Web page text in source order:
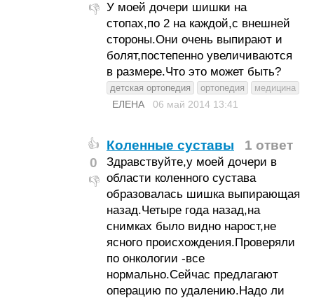
👎 У моей дочери шишки на
стопах,по 2 на каждой,с внешней
стороны.Они очень выпирают и
болят,постепенно увеличиваются
в размере.Что это может быть?
детская ортопедия ортопедия медицина
ЕЛЕНА 06 май 2014 13:41
👍
0
👎
Коленные суставы 1 ответ
Здравствуйте,у моей дочери в
области коленного сустава
образовалась шишка выпирающая
назад.Четыре года назад,на
снимках было видно нарост,не
ясного происхождения.Проверяли
по онкологии -все
нормально.Сейчас предлагают
операцию по удалению.Надо ли